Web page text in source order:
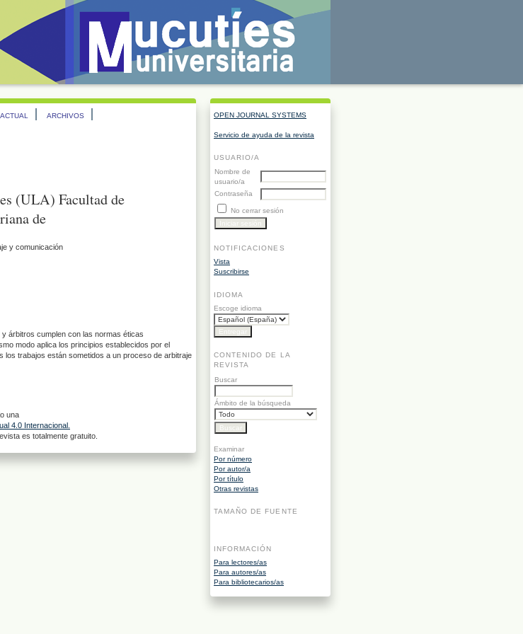
OPEN JOURNAL SYSTEMS
Servicio de ayuda de la revista
USUARIO/A
Nombre de
usuario/a
Contraseña
No cerrar sesión
NOTIFICACIONES
Vista
Suscribirse
IDIOMA
Escoge idioma
CONTENIDO DE LA
REVISTA
Buscar
Ámbito de la búsqueda
Examinar
Por número
Por autor/a
Por título
Otras revistas
TAMAÑO DE FUENTE
INFORMACIÓN
Para lectores/as
Para autores/as
Para bibliotecarios/as
ACTUAL ARCHIVOS
(ULA) Facultad de
de
y comunicación
árbitros cumplen con las normas éticas
modo aplica los principios establecidos por el
los trabajos están sometidos a un proceso de arbitraje
una
4.0 Internacional.
es totalmente gratuito.